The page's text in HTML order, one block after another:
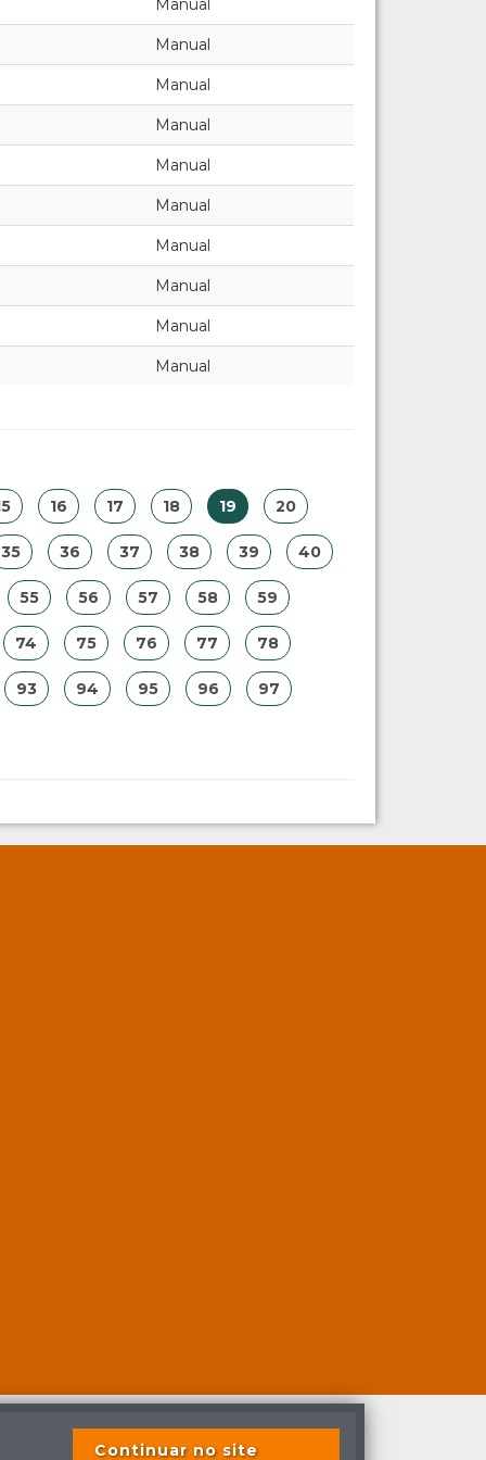
Manual
Manual
Manual
Manual
Manual
Manual
Manual
Manual
Manual
Manual
16 17 18 19 20
35 36 37 38 39 40
55 56 57 58 59
74 75 76 77 78
93 94 95 96 97
Continuar no site